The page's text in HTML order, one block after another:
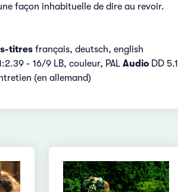
façon inhabituelle de dire au revoir.
titresfrançais, deutsch, english
- 16/9 LB, couleur, PAL AudioDD 5.1
(en allemand)